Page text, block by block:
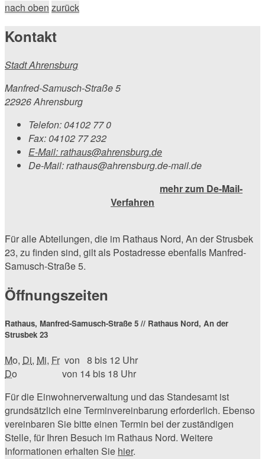
nach oben zurück
Kontakt
Stadt Ahrensburg
Manfred-Samusch-Straße 5
22926 Ahrensburg
Telefon: 04102 77 0
Fax: 04102 77 232
E-Mail:rathaus@ahrensburg.de
De-Mail: rathaus@ahrensburg.de-mail.de
mehr zum De-Mail-
Verfahren
Für alle Abteilungen, die im Rathaus Nord, An der Strusbek
23, zu finden sind, gilt als Postadresse ebenfalls Manfred-
Samusch-Straße 5.
Öffnungszeiten
Rathaus, Manfred-Samusch-Straße 5 // Rathaus Nord, An der
Strusbek 23
Mo, Di, Mi, Fr von 8 bis 12 Uhr
Do von 14 bis 18 Uhr
Für die Einwohnerverwaltung und das Standesamt ist
grundsätzlich eine Terminvereinbarung erforderlich. Ebenso
vereinbaren Sie bitte einen Termin bei der zuständigen
Stelle, für Ihren Besuch im Rathaus Nord. Weitere
Informationen erhalten Sie hier.